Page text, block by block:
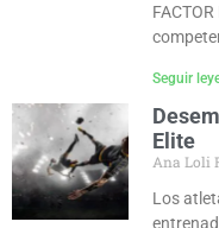
Seguir
Elite
Ana Loli
Los